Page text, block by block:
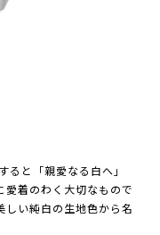
と「親愛なる白へ」
愛着のわく大切なもので
しい純白の生地色から名